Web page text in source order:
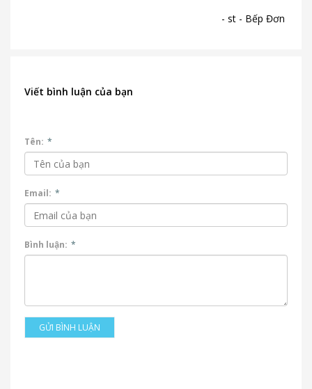
- st - Bếp Đơn
Viết bình luận của bạn
Tên: *
Email: *
Bình luận: *
GỬI BÌNH LUẬN